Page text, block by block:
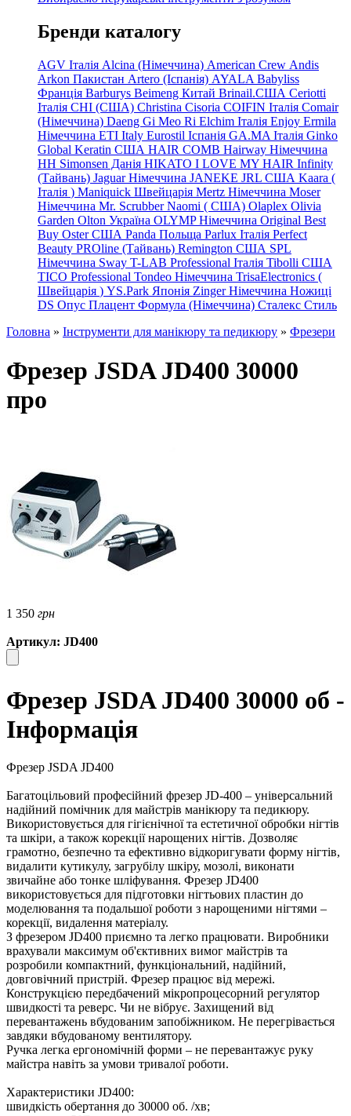
Бренди каталогу
AGV Італія Alcina (Німеччина) American Crew Andis
Arkon Пакистан Artero (Іспанія) AYALA Babyliss
Франція Barburys Beimeng Китай Brinail.США Ceriotti
Італія CHI (США) Christina Cisoria COIFIN Італія Comair
(Німеччина) Daeng Gi Meo Ri Elchim Італія Enjoy Ermila
Німеччина ETI Italy Eurostil Іспанія GA.MA Італія Ginko
Global Keratin США HAIR COMB Hairway Німеччина
HH Simonsen Данія HIKATO I LOVE MY HAIR Infinity
(Тайвань) Jaguar Німеччина JANEKE JRL США Kaara (
Італія ) Maniquick Швейцарія Mertz Німеччина Moser
Німеччина Mr. Scrubber Naomi ( США) Olaplex Olivia
Garden Olton Україна OLYMP Німеччина Original Best
Buy Oster США Panda Польща Parlux Італія Perfect
Beauty PROline (Тайвань) Remington США SPL
Німеччина Sway T-LAB Professional Італія Tibolli США
TICO Professional Tondeo Німеччина TrisaElectronics (
Швейцарія ) YS.Park Японія Zinger Німеччина Ножиці
DS Опус Плацент Формула (Німеччина) Сталекс Стиль
Головна » Інструменти для манікюру та педикюру » Фрезери
Фрезер JSDA JD400 30000
про
1 350 грн
Артикул: JD400
Фрезер JSDA JD400 30000 об -
Інформація
Фрезер JSDA JD400
Багатоцільовий професійний фрезер JD-400 – універсальний
надійний помічник для майстрів манікюру та педикюру.
Використовується для гігієнічної та естетичної обробки нігтів
та шкіри, а також корекції нарощених нігтів. Дозволяє
грамотно, безпечно та ефективно відкоригувати форму нігтів,
видалити кутикулу, загрубілу шкіру, мозолі, виконати
звичайне або тонке шліфування. Фрезер JD400
використовується для підготовки нігтьових пластин до
моделювання та подальшої роботи з нарощеними нігтями –
корекції, видалення матеріалу.
З фрезером JD400 приємно та легко працювати. Виробники
врахували максимум об'єктивних вимог майстрів та
розробили компактний, функціональний, надійний,
довговічний пристрій. Фрезер працює від мережі.
Конструкцією передбачений мікропроцесорний регулятор
швидкості та реверс. Чи не вібрує. Захищений від
перевантажень вбудованим запобіжником. Не перегрівається
завдяки вбудованому вентилятору.
Ручка легка ергономічній форми – не перевантажує руку
майстра навіть за умови тривалої роботи.
Характеристики JD400:
швидкість обертання до 30000 об. /хв;